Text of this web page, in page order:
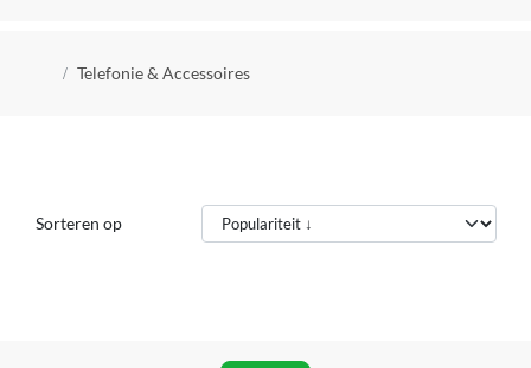
Kruimelpad
Telefonie & Accessoires
Sorteren op